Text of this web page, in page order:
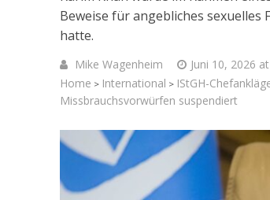
Beweise für angebliches
hatte.
Mike Wagenheim Juni 10, 2026
Home > International > IStGH-
Missbrauchsvorwürfen suspendiert